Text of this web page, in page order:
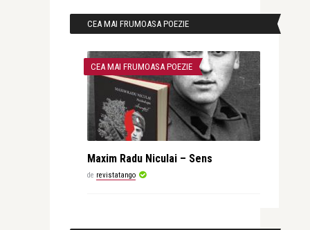
CEA MAI FRUMOASA POEZIE
CEA MAI FRUMOASA POEZIE
Maxim Radu Niculai – Sens
de revistatango